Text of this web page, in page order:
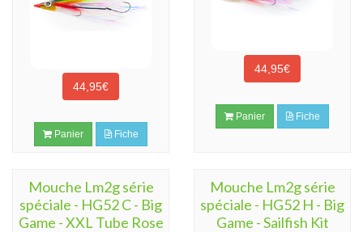
44,95€
Panier Fiche
44,95€
Panier Fiche
Mouche Lm2g série
spéciale - HG52 C - Big
Game - XXL Tube Rose
Mouche Lm2g série
spéciale - HG52 H - Big
Game - Sailfish Kit